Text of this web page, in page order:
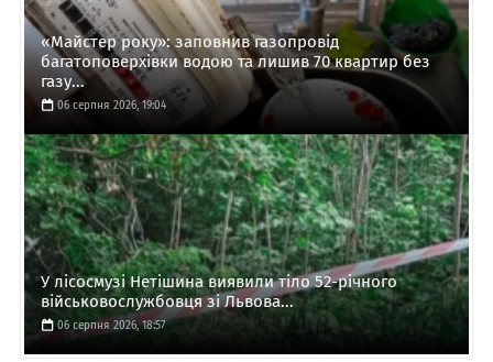
«Майстер року»: заповнив газопровід
багатоповерхівки водою та лишив 70 квартир без
газу...
06 серпня 2026, 19:04
У лісосмузі Нетішина виявили тіло 52-річного
військовослужбовця зі Львова...
06 серпня 2026, 18:57